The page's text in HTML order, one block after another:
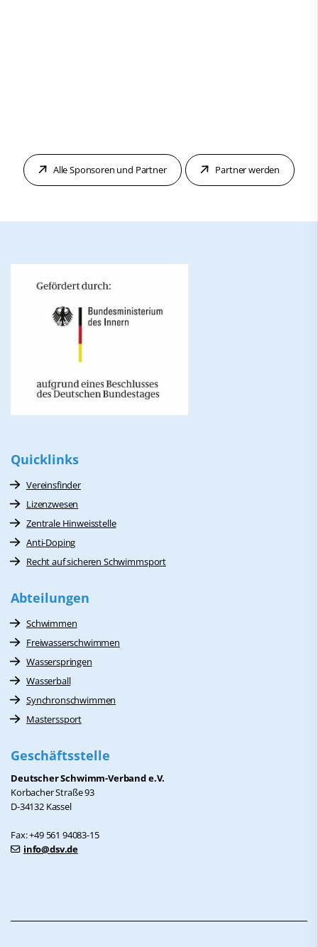
Alle Sponsoren und Partner Partner werden
Quicklinks
Vereinsfinder
Lizenzwesen
Zentrale Hinweisstelle
Anti-Doping
Recht auf sicheren Schwimmsport
Abteilungen
Schwimmen
Freiwasserschwimmen
Wasserspringen
Wasserball
Synchronschwimmen
Masterssport
Geschäftsstelle
Deutscher Schwimm-Verband e.V.
Korbacher Straße 93
D-34132 Kassel
Fax: +49 561 94083-15
info@dsv.de